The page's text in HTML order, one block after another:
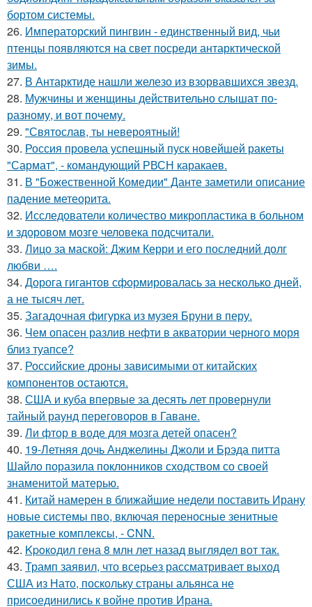
бортом системы.
26. Императорский пингвин - единственный вид, чьи
птенцы появляются на свет посреди антарктической
зимы.
27. В Антарктиде нашли железо из взорвавшихся звезд.
28. Мужчины и женщины действительно слышат по-
разному, и вот почему.
29. "Святослав, ты невероятный!
30. Россия провела успешный пуск новейшей ракеты
"Сармат", - командующий РВСН каракаев.
31. В "Божественной Комедии" Данте заметили описание
падение метеорита.
32. Исследователи количество микропластика в больном
и здоровом мозге человека подсчитали.
33. Лицо за маской: Джим Керри и его последний долг
любви ….
34. Дорога гигантов сформировалась за несколько дней,
а не тысяч лет.
35. Загадочная фигурка из музея Бруни в перу.
36. Чем опасен разлив нефти в акватории черного моря
близ туапсе?
37. Российские дроны зависимыми от китайских
компонентов остаются.
38. США и куба впервые за десять лет провернули
тайный раунд переговоров в Гаване.
39. Ли фтор в воде для мозга детей опасен?
40. 19-Летняя дочь Анджелины Джоли и Брэда питта
Шайло поразила поклонников сходством со своей
знаменитой матерью.
41. Китай намерен в ближайшие недели поставить Ирану
новые системы пво, включая переносные зенитные
ракетные комплексы, - CNN.
42. Kpoкoдил гeна 8 млн лет назад выглядел вот так.
43. Трамп заявил, что всерьез рассматривает выход
США из Нато, поскольку страны альянса не
присоединились к войне против Ирана.